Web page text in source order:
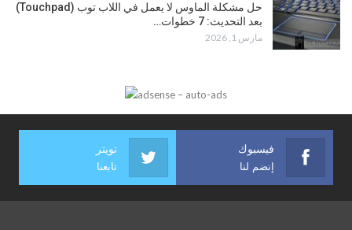
حل مشكلة الماوس لا يعمل في اللاب توب (Touchpad)
بعد التحديث: 7 خطوات…
مارس 1, 2026
فيسبوك
إنضم لنا
تويتر
تابعنا